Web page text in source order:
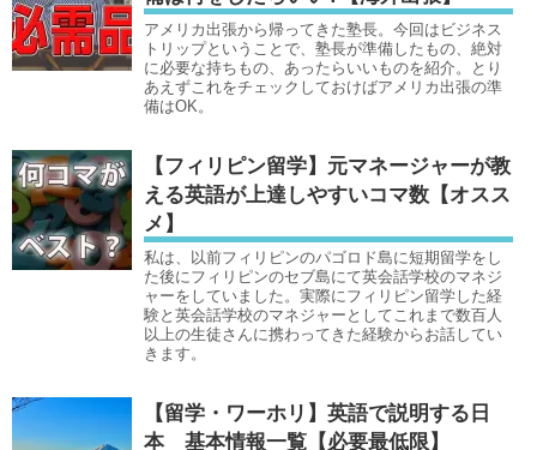
アメリカ出張から帰ってきた塾長。今回はビジネス
トリップということで、塾長が準備したもの、絶対
に必要な持ちもの、あったらいいものを紹介。とり
あえずこれをチェックしておけばアメリカ出張の準
備はOK。
【フィリピン留学】元マネージャーが教
える英語が上達しやすいコマ数【オスス
メ】
私は、以前フィリピンのパゴロド島に短期留学をし
た後にフィリピンのセブ島にて英会話学校のマネジ
ャーをしていました。実際にフィリピン留学した経
験と英会話学校のマネジャーとしてこれまで数百人
以上の生徒さんに携わってきた経験からお話してい
きます。
【留学・ワーホリ】英語で説明する日
本 基本情報一覧【必要最低限】